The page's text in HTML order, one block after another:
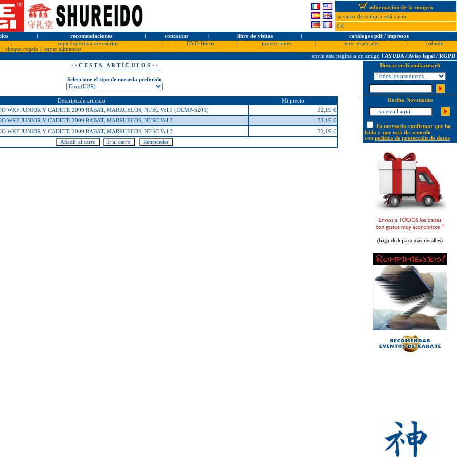
información de la compra
su carro de compra está vacio
0 €
l recomendaciones l contactar l libro de visitas l
catálogos pdf / impresos
ropa deportiva-accesorios DVD-libros protecciones serv. especiales
kobudo
cheque regalo
super alimentos
envíe esta página a un amigo l AYUDA / Aviso legal / RGPD
· · C E S T A A R T Í C U L O S · ·
Seleccione el tipo de moneda preferido
Descripción artículo
Mi precio
WKF JUNIOR Y CADETE 2009 RABAT, MARRUECOS, NTSC Vol.1 (DCMP-5201)
32,19 €
WKF JUNIOR Y CADETE 2009 RABAT, MARRUECOS, NTSC Vol.2
32,19 €
WKF JUNIOR Y CADETE 2009 RABAT, MARRUECOS, NTSC Vol.3
32,19 €
Buscar en Kamikazeweb
Reciba Novedades
Es necesario confirmar que ha
leído y que está de acuerdo
con política de protección de datos